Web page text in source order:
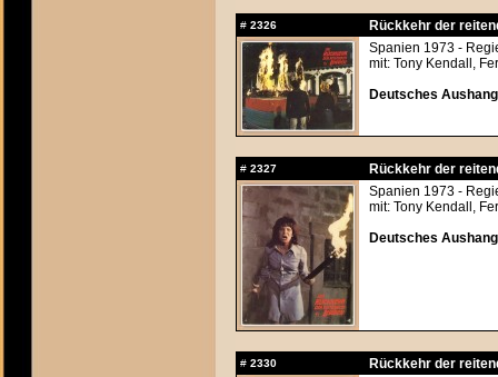
# 2326
Rückkehr der
Spanien 1973 -
mit: Tony Kendall,
Deutsches
# 2327
Rückkehr der
Spanien 1973 -
mit: Tony Kendall,
Deutsches
# 2330
Rückkehr der